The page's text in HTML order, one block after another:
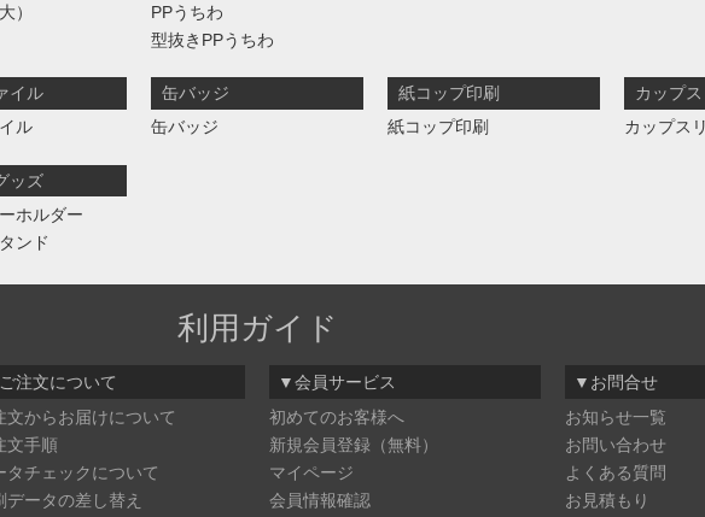
）
PPうちわ
型抜きPPうちわ
イル
ル
缶バッジ
缶バッジ
紙コップ印刷
紙コップ印刷
カップ
カップス
ッズ
ホルダー
ンド
利用ガイド
注文について
文からお届けについて
文手順
タチェックについて
データの差し替え
▼会員サービス
初めてのお客様へ
新規会員登録（無料）
マイページ
会員情報確認
▼お問合せ
お知らせ一覧
お問い合わせ
よくある質問
お見積もり